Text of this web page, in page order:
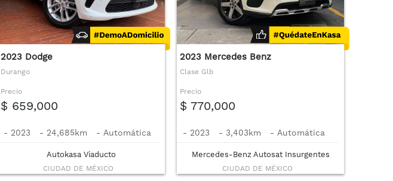
2023 Dodge
Durango
Precio
$ 659,000
- 2023 - 24,685km - Automática
Autokasa Viaducto
CIUDAD DE MÉXICO
2023 Mercedes Benz
Clase Glb
Precio
$ 770,000
- 2023 - 3,403km - Automática
Mercedes-Benz Autosat Insurgentes
CIUDAD DE MÉXICO